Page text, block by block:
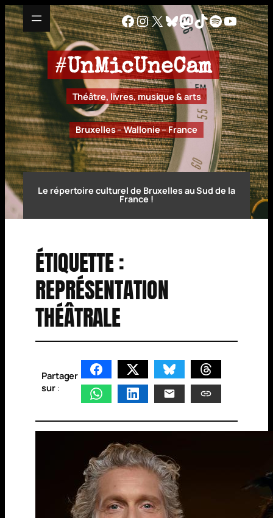
Aller
au
contenu
Facebook
Instagram
X Bluesky
Mastodon
TikTok
Spotify
#UnMicUneCam
Théâtre, livres, musique & arts
Bruxelles – Wallonie – France
Le répertoire culturel de Bruxelles au Sud de la
France !
ÉTIQUETTE :
REPRÉSENTATION
THÉÂTRALE
Partager
sur: